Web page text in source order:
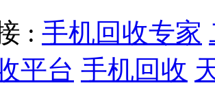
: 手机回收专家
平台 手机回收